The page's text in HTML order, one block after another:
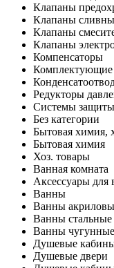
Клапаны
Клапаны
Клапаны
Клапаны
Компенсаторы
Комплектующие
Редукторы
Системы защиты
Без категории
Бытовая химия,
Бытовая химия
Хоз. товары
Ванная комната
Аксессуары для
Ванны
Ванны
Ванны стальные
Ванны чугунные
Душевые
Душевые двери